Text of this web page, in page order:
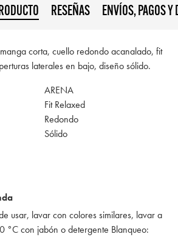
RESEÑAS ENVÍOS, PAGOS Y
corta, cuello redondo acanalado, fit
laterales en bajo, diseño sólido.
ARENA
Fit Relaxed
Redondo
Sólido
usar, lavar con colores similares, lavar a
°C con jabón o detergente Blanqueo: